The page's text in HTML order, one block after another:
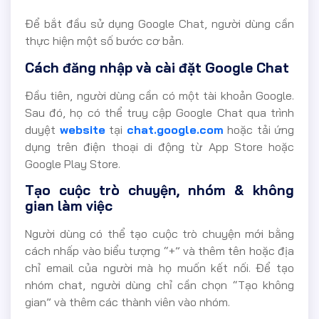
Để bắt đầu sử dụng Google Chat, người dùng cần
thực hiện một số bước cơ bản.
Cách đăng nhập và cài đặt Google Chat
Đầu tiên, người dùng cần có một tài khoản Google.
Sau đó, họ có thể truy cập Google Chat qua trình
duyệt websitetại chat.google.com hoặc tải ứng
dụng trên điện thoại di động từ App Store hoặc
Google Play Store.
Tạo cuộc trò chuyện, nhóm & không
gian làm việc
Người dùng có thể tạo cuộc trò chuyện mới bằng
cách nhấp vào biểu tượng “+” và thêm tên hoặc địa
chỉ email của người mà họ muốn kết nối. Để tạo
nhóm chat, người dùng chỉ cần chọn “Tạo không
gian” và thêm các thành viên vào nhóm.